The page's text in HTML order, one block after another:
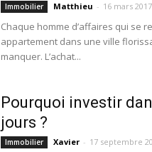
Immobilier Matthieu - 16 mars 2017
Chaque homme d’affaires qui se
appartement dans une ville
manquer. L’achat...
Pourquoi investir
jours ?
Immobilier Xavier - 17 septembre